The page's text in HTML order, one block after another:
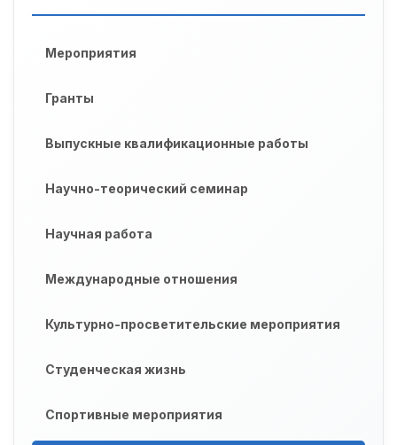
Мероприятия
Гранты
Выпускные квалификационные работы
Научно-теорический семинар
Научная работа
Международные отношения
Культурно-просветительские мероприятия
Студенческая жизнь
Спортивные мероприятия